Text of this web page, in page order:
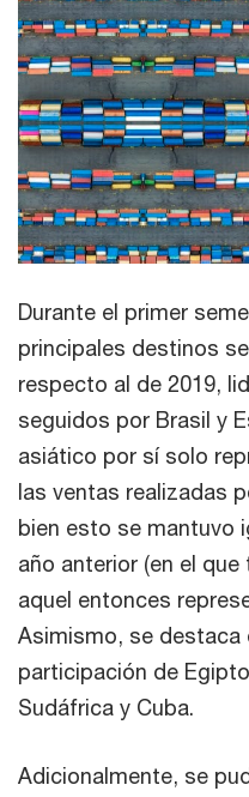
Durante el primer
principales destinos
respecto al de 2019,
seguidos por Brasil y
asiático por sí solo
las ventas realizadas
bien esto se mantuvo
año anterior (en el
aquel entonces
Asimismo, se destaca
participación de
Sudáfrica y Cuba.
Adicionalmente, se